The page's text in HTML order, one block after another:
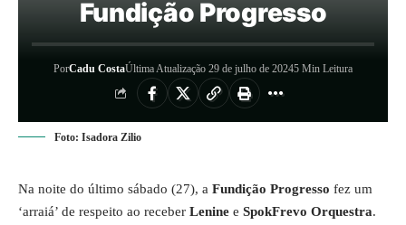
Fundição Progresso
PorCadu CostaÚltima Atualização 29 de julho de 20245 Min Leitura
Foto: Isadora Zilio
Na noite do último sábado (27), a Fundição Progresso fez um
‘arraiá’ de respeito ao receber Lenine e SpokFrevo Orquestra.